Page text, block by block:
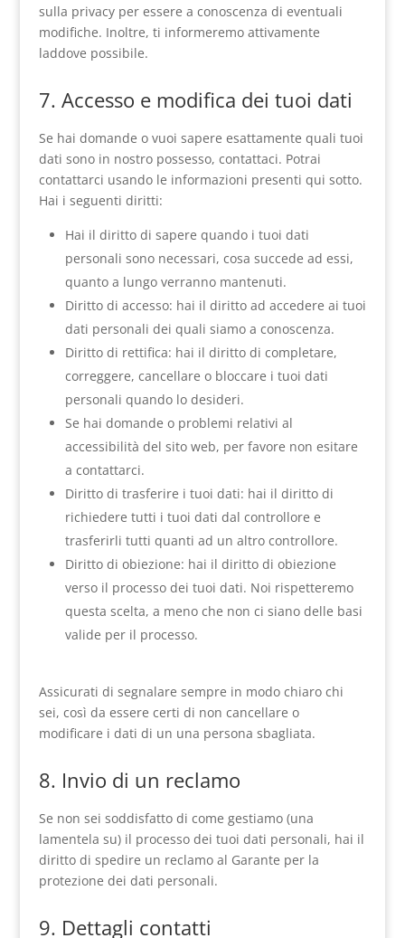
sulla privacy per essere a conoscenza di eventuali
modifiche. Inoltre, ti informeremo attivamente
laddove possibile.
7. Accesso e modifica dei tuoi dati
Se hai domande o vuoi sapere esattamente quali tuoi
dati sono in nostro possesso, contattaci. Potrai
contattarci usando le informazioni presenti qui sotto.
Hai i seguenti diritti:
Hai il diritto di sapere quando i tuoi dati
personali sono necessari, cosa succede ad essi,
quanto a lungo verranno mantenuti.
Diritto di accesso: hai il diritto ad accedere ai tuoi
dati personali dei quali siamo a conoscenza.
Diritto di rettifica: hai il diritto di completare,
correggere, cancellare o bloccare i tuoi dati
personali quando lo desideri.
Se hai domande o problemi relativi al
accessibilità del sito web, per favore non esitare
a contattarci.
Diritto di trasferire i tuoi dati: hai il diritto di
richiedere tutti i tuoi dati dal controllore e
trasferirli tutti quanti ad un altro controllore.
Diritto di obiezione: hai il diritto di obiezione
verso il processo dei tuoi dati. Noi rispetteremo
questa scelta, a meno che non ci siano delle basi
valide per il processo.
Assicurati di segnalare sempre in modo chiaro chi
sei, così da essere certi di non cancellare o
modificare i dati di un una persona sbagliata.
8. Invio di un reclamo
Se non sei soddisfatto di come gestiamo (una
lamentela su) il processo dei tuoi dati personali, hai il
diritto di spedire un reclamo al Garante per la
protezione dei dati personali.
9. Dettagli contatti